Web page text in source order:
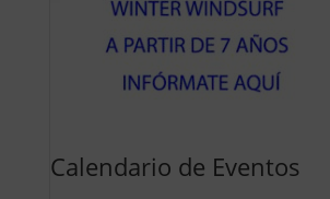
Calendario de Eventos